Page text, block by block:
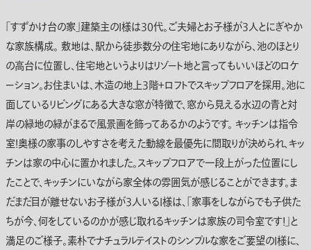
｢すずかけ台の家｣建築主のI様は30代。ご夫婦とお子様が3人とにぎやか
な家族構成。 敷地は、駅から徒歩数分の住宅地にありながら、池のほとり
の高台に位置し、住宅地というよりはリゾート地と言ってもいいほどのロケ
ーション。お住まいは、木造の地上3階＋ロフトでスキップフロアを採用。池に
面しているリビングにある大きな窓が特徴で、窓から見える水辺の青と対
岸の緑地の緑がまるで風景画を飾ってあるかのようです。 キッチンは指令
室！奥様の家事のしやすさを考えた動線を最優先に間取りが決められ、キッ
チンは家の中心に置かれました。スキップフロアで一段上がった位置にし
たことで、キッチンにいながら家全体の雰囲気が感じることができます。ま
だまだ目が離せないお子様が3人いるI様は、｢家事をしながらでも子供た
ちが今、何をしているのかが感じ取れるキッチンは家族の司令室です！｣と
満足のご様子。素朴でナチュラルテイストのシンプルな家をご要望のI様に、